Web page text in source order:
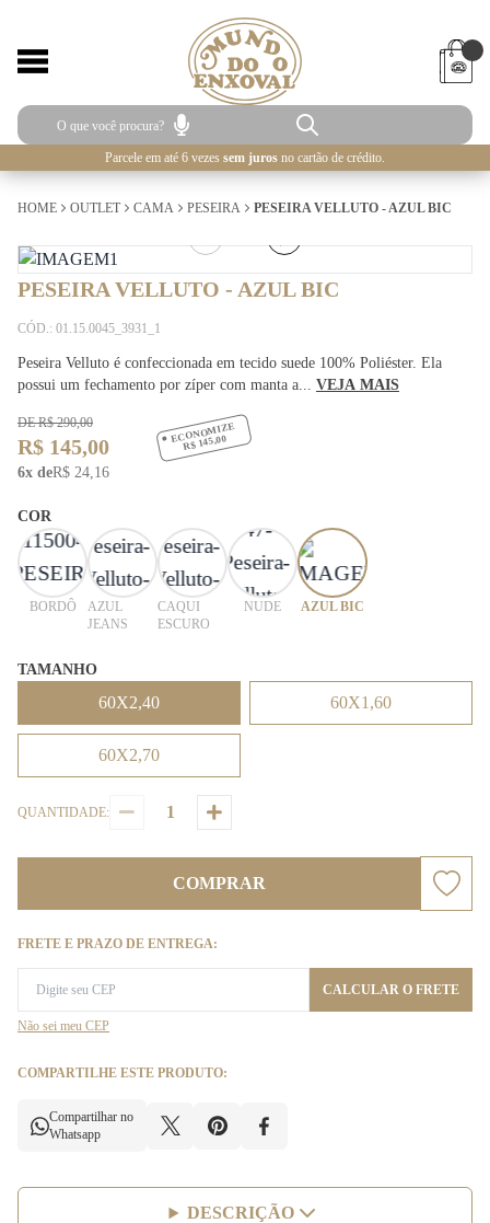
Parcele em até 6 vezes sem juros no cartão de crédito.
HOME OUTLET CAMA PESEIRA PESEIRA VELLUTO - AZUL BIC
PESEIRA VELLUTO - AZUL BIC
CÓD.: 01.15.0045_3931_1
Peseira Velluto é confeccionada em tecido suede 100% Poliéster. Ela
possui um fechamento por zíper com manta a... VEJA MAIS
DE R$ 290,00
R$ 145,00
6x deR$ 24,16
ECONOMIZE
R$ 145,00
COR
BORDÔ
AZUL
JEANS
CAQUI
ESCURO
NUDE AZUL BIC
TAMANHO
60X2,40 60X1,60
60X2,70
QUANTIDADE:
COMPRAR
FRETE E PRAZO DE ENTREGA:
CALCULAR O FRETE
Não sei meu CEP
COMPARTILHE ESTE PRODUTO:
Compartilhar no
Whatsapp
DESCRIÇÃO